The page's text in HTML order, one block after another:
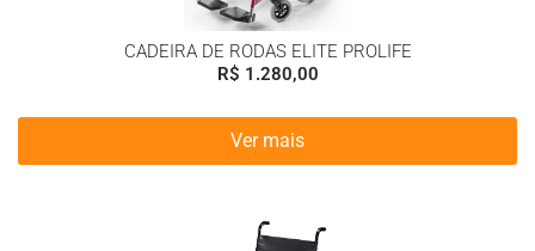
CADEIRA DE RODAS ELITE PROLIFE
R$ 1.280,00
Ver mais